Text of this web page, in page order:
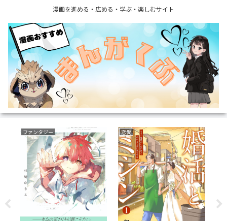
漫画を進める・広める・学ぶ・楽しむサイト
ファンタジー 恋愛